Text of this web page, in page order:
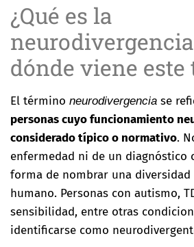
¿Qué es la
dónde viene
El término neurodivergencia se
personas cuyo funcionamiento
considerado típico o normativo.
enfermedad ni de un diagnóstico
forma de nombrar una
humano. Personas con autismo,
sensibilidad, entre otras
identificarse como